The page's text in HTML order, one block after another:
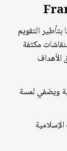
التقويم
منقاشات مكثفة
ويضفي لمسة